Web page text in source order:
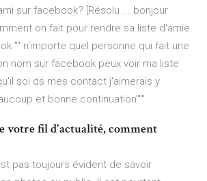
sur facebook? [Résolu ... bonjour
on fait pour rendre sa liste d'amie
"" n'importe quel personne qui fait une
nom sur facebook peux voir ma liste
soi ds mes contact j'aimerais y
et bonne continuation"""
votre fil d'actualité, comment
pas toujours évident de savoir